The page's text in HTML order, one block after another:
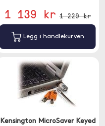
1 139 kr 1 229 kr
Legg i handlekurven
Kensington MicroSaver Keyed